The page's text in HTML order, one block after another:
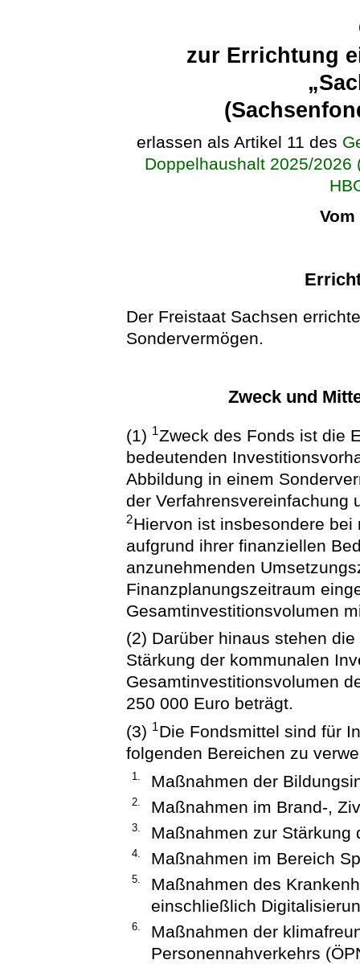
zur Errichtung
erlassen als Artikel 11 des
Doppelhaushalt 2025/
Der Freistaat Sachsen
Sondervermögen.
Zweck und
(1) 1Zweck des Fonds ist die
bedeutenden
Abbildung in einem
der Verfahrensvereinfachung
2Hiervon ist insbesondere
aufgrund ihrer finanziellen
anzunehmenden
Finanzplanungszeitraum
Gesamtinvestitionsvolumen
(2) Darüber hinaus stehen
Stärkung der kommunalen
Gesamtinvestitionsvolumen
250 000 Euro beträgt.
(3) 1Die Fondsmittel sind für
folgenden Bereichen zu
1. Maßnahmen der
2. Maßnahmen im Brand-,
3. Maßnahmen zur Stärkung
4. Maßnahmen im Bereich
5.
Maßnahmen des
einschließlich
6.
Maßnahmen der
Personennahverkehrs